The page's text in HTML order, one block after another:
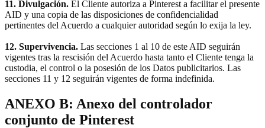
11. Divulgación. El Cliente autoriza a Pinterest a facilitar el presente
AID y una copia de las disposiciones de confidencialidad
pertinentes del Acuerdo a cualquier autoridad según lo exija la ley.
12. Supervivencia. Las secciones 1 al 10 de este AID seguirán
vigentes tras la rescisión del Acuerdo hasta tanto el Cliente tenga la
custodia, el control o la posesión de los Datos publicitarios. Las
secciones 11 y 12 seguirán vigentes de forma indefinida.
ANEXO B: Anexo del controlador
conjunto de Pinterest